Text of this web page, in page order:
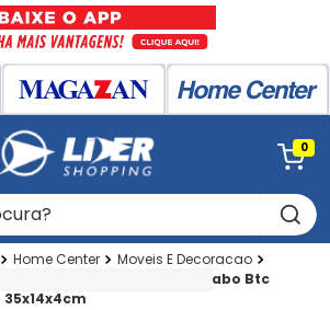
0
Home Center
Moveis E Decoracao
Bandeja para Lavabo Btc